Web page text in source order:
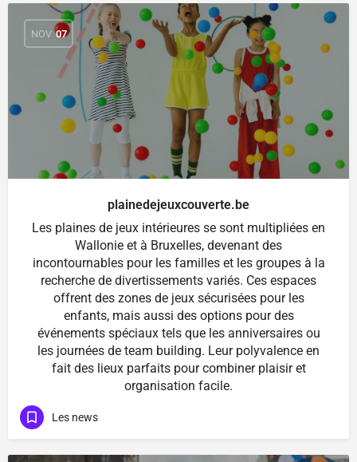
NOV 07
plainedejeuxcouverte.be
Les plaines de jeux intérieures se sont multipliées en
Wallonie et à Bruxelles, devenant des
incontournables pour les familles et les groupes à la
recherche de divertissements variés. Ces espaces
offrent des zones de jeux sécurisées pour les
enfants, mais aussi des options pour des
événements spéciaux tels que les anniversaires ou
les journées de team building. Leur polyvalence en
fait des lieux parfaits pour combiner plaisir et
organisation facile.
Les news